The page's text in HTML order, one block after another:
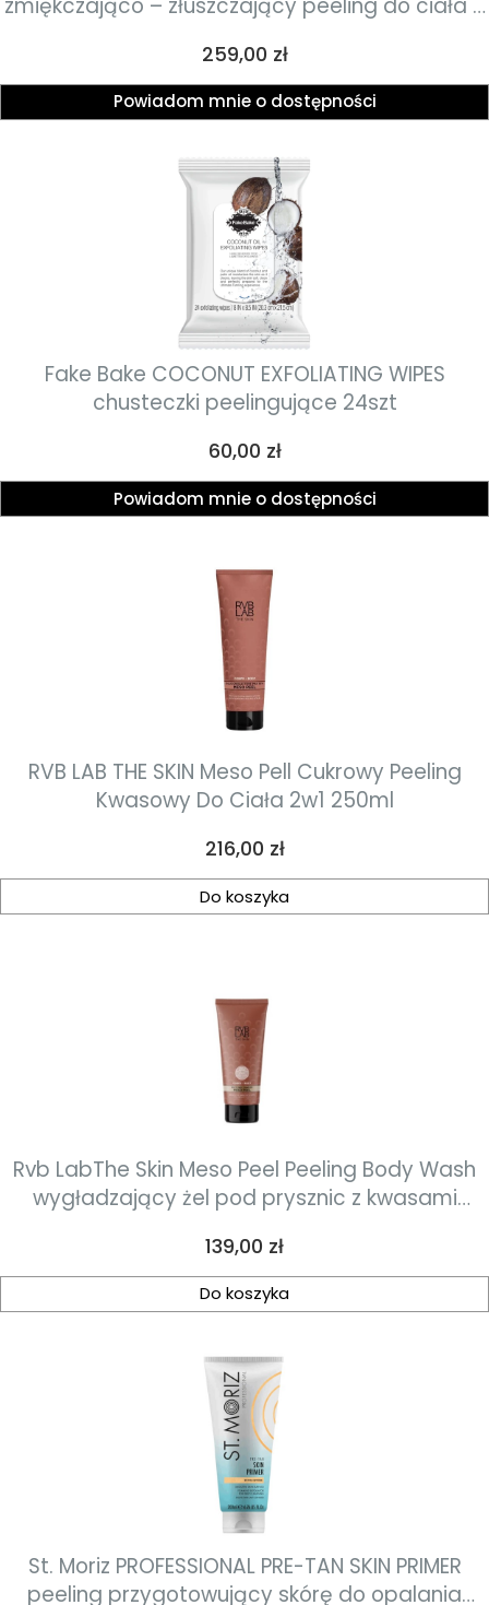
Cena
259,00 zł
Powiadom mnie o dostępności
Fake Bake COCONUT EXFOLIATING WIPES
chusteczki peelingujące 24szt
Cena
60,00 zł
Powiadom mnie o dostępności
RVB LAB THE SKIN Meso Pell Cukrowy Peeling
Kwasowy Do Ciała 2w1 250ml
Cena
216,00 zł
Do koszyka
Rvb LabThe Skin Meso Peel Peeling Body Wash
wygładzający żel pod prysznic z kwasami
Cena
139,00 zł
Do koszyka
St. Moriz PROFESSIONAL PRE-TAN SKIN PRIMER
peeling przygotowujący skórę do opalania